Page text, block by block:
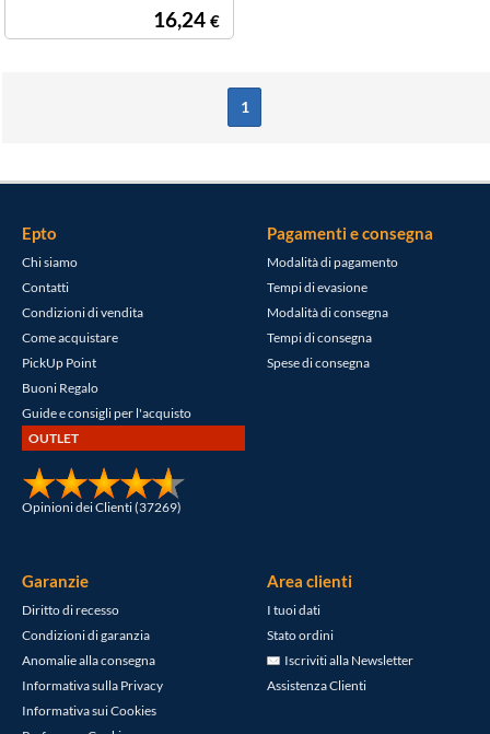
16,24 €
1
Epto
Chi siamo
Contatti
Condizioni di vendita
Come acquistare
PickUp Point
Buoni Regalo
Guide e consigli per l'acquisto
OUTLET
Opinioni dei Clienti (37269)
Pagamenti e consegna
Modalità di pagamento
Tempi di evasione
Modalità di consegna
Tempi di consegna
Spese di consegna
Garanzie
Diritto di recesso
Condizioni di garanzia
Anomalie alla consegna
Informativa sulla Privacy
Informativa sui Cookies
Area clienti
I tuoi dati
Stato ordini
Iscriviti alla Newsletter
Assistenza Clienti